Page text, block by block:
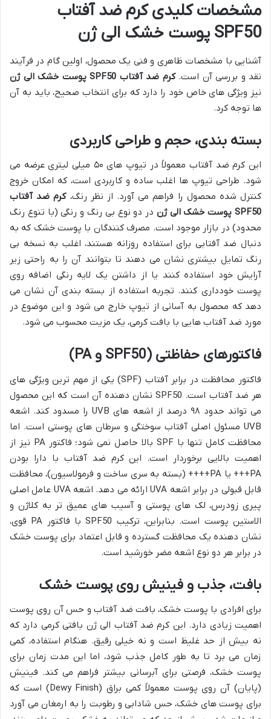
مشخصات کلیدی کرم ضد آفتاب
SPF50 پوست خشک الی ژن
آشنایی با مشخصات ظاهری و فنی یک محصول، اولین گام در فرآیند
نقد و بررسی آن است.کرم ضد آفتاب SPF50 پوست خشک الی ژن
نیز ویژگی های خاص خود را دارد که برای انتخاب صحیح، باید به آن
ها توجه کرد.
بسته بندی، حجم و طراحی کاربردی
این کرم ضد آفتاب معمولاً در تیوپ های ۵۰ میلی لیتری عرضه می
شود. طراحی تیوپ ها اغلب ساده و کاربردی است، که امکان خروج
کنترل شده محصول را فراهم می آورد. از نظر رنگ،کرم ضد آفتاب
SPF50 پوست خشک الی ژن
در دو نوع بی رنگ و رنگی (با تنوع رنگ
محدود) در بازار موجود است. مصرف کنندگان با پوست خشک که به
دنبال ضد آفتابی برای استفاده روزانه هستند، اغلب به نسخه بی
رنگ تمایل بیشتری نشان می دهند تا بتوانند آن را به راحتی زیر
آرایش خود استفاده کنند یا از داشتن یک لایه رنگی اضافه روی
پوست خودداری کنند. تجربه استفاده از بسته بندی آن نشان می
دهد که محصول به آسانی از تیوپ خارج می شود و این موضوع در
مورد ضد آفتاب هایی با بافت کرمی، یک مزیت محسوب می شود.
فاکتورهای حفاظتی (SPF50 و PA)
فاکتور محافظت در برابر آفتاب (SPF) یکی از مهم ترین ویژگی های
هر ضد آفتاب است. SPF50 نشان دهنده آن است که این محصول
می تواند حدود ۹۸ درصد از اشعه های UVB را مسدود کند. اشعه
UVB مسئول اصلی آفتاب سوختگی و سرطان های پوستی است. اما
محافظت کامل تنها با SPF بالا حاصل نمی شود؛ فاکتور PA نیز از
اهمیت بالایی برخوردار است. این کرم ضد آفتاب با دارا بودن
PA+++ یا PA++++ (بسته به سری ساخت و فرمولاسیون)، محافظت
قابل قبولی در برابر اشعه UVA ارائه می دهد. اشعه UVA عامل اصلی
پیری زودرس، لک های پوستی و آسیب های عمیق تر به کلاژن و
الاستین پوست است. بنابراین، ترکیب SPF50 با فاکتور PA قوی،
نشان دهنده یک محافظت گسترده و قابل اعتماد برای پوست خشک
در برابر هر دو نوع اشعه مضر خورشید است.
بافت، جذب و فینیش روی پوست خشک
برای افرادی با پوست خشک، بافت ضد آفتاب و حس آن روی پوست
اهمیت زیادی دارد. این کرم ضد آفتاب الی ژن بافتی کرمی دارد که
نه بیش از حد غلیظ است و نه خیلی رقیق. هنگام استفاده، کمی
زمان می برد تا به طور کامل جذب شود، اما این مدت زمان برای
پوست خشک، فرصتی برای آبرسانی بیشتر فراهم می کند. فینیش
(پایان) آن روی پوست معمولاً کمی براق (Dewy Finish) است که
برای پوست های خشک، حس شادابی و رطوبت را به ارمغان می آورد